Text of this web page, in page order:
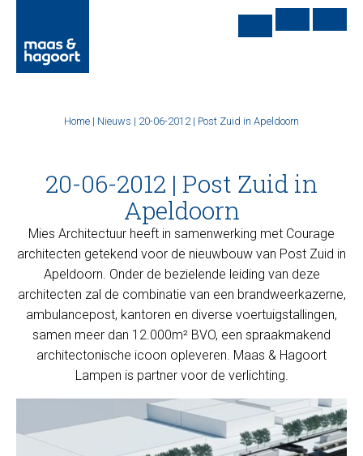
Home | Nieuws | 20-06-2012 | Post Zuid in Apeldoorn
20-06-2012 | Post Zuid in
Apeldoorn
Mies Architectuur heeft in samenwerking met Courage
architecten getekend voor de nieuwbouw van Post Zuid in
Apeldoorn. Onder de bezielende leiding van deze
architecten zal de combinatie van een brandweerkazerne,
ambulancepost, kantoren en diverse voertuigstallingen,
samen meer dan 12.000m² BVO, een spraakmakend
architectonische icoon opleveren. Maas & Hagoort
Lampen is partner voor de verlichting.